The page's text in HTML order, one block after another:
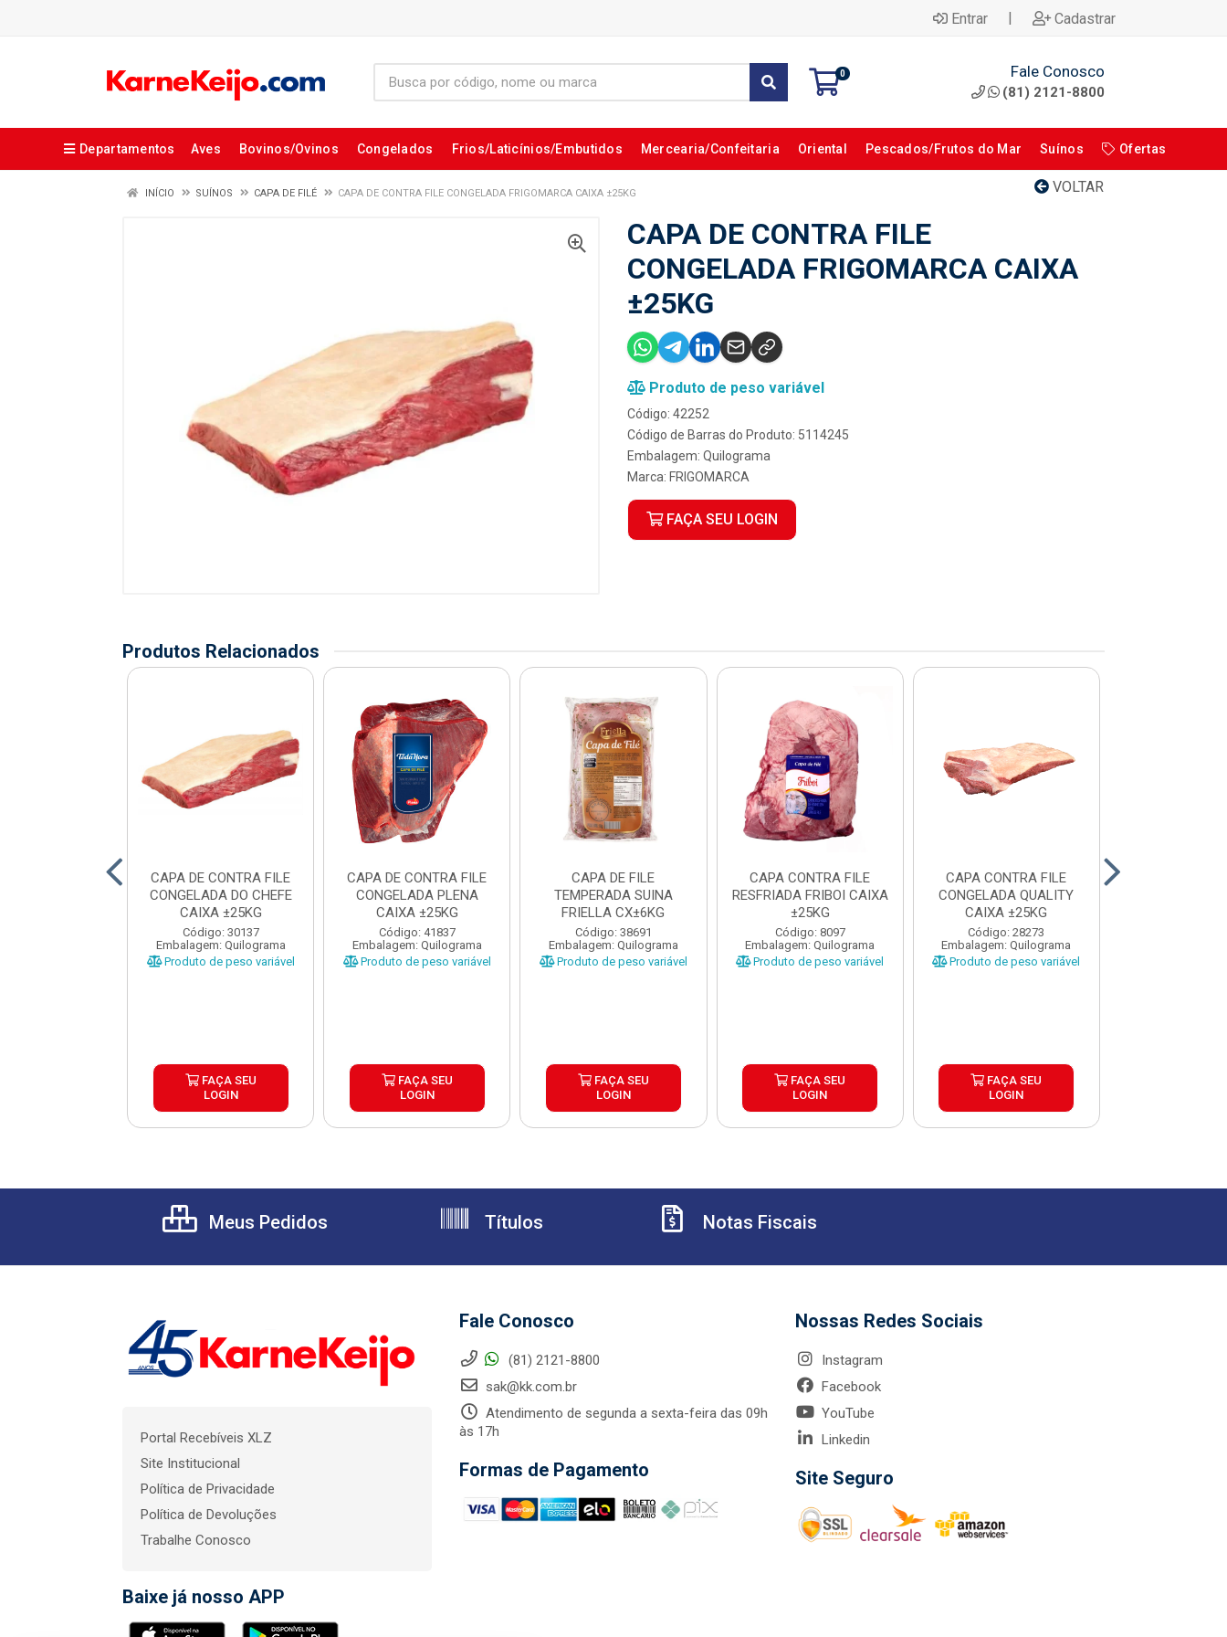
Entrar | Cadastrar
0 Fale Conosco
(81) 2121-8800
Departamentos Aves Bovinos/Ovinos Congelados Frios/Laticínios/Embutidos Mercearia/Confeitaria Oriental Pescados/Frutos do Mar Suínos Ofertas
VOLTAR
INÍCIO SUÍNOS CAPA DE FILÉ CAPA DE CONTRA FILE CONGELADA FRIGOMARCA CAIXA ±25KG
CAPA DE CONTRA FILE
CONGELADA FRIGOMARCA CAIXA
±25KG
Produto de peso variável
Código: 42252
Código de Barras do Produto: 5114245
Embalagem: Quilograma
Marca: FRIGOMARCA
FAÇA SEU LOGIN
Produtos Relacionados
CAPA DE CONTRA FILE
CONGELADA DO CHEFE
CAIXA ±25KG
Código: 30137
Embalagem: Quilograma
Produto de peso variável
FAÇA SEU
LOGIN
CAPA DE CONTRA FILE
CONGELADA PLENA
CAIXA ±25KG
Código: 41837
Embalagem: Quilograma
Produto de peso variável
FAÇA SEU
LOGIN
CAPA DE FILE
TEMPERADA SUINA
FRIELLA CX±6KG
Código: 38691
Embalagem: Quilograma
Produto de peso variável
FAÇA SEU
LOGIN
CAPA CONTRA FILE
RESFRIADA FRIBOI CAIXA
±25KG
Código: 8097
Embalagem: Quilograma
Produto de peso variável
FAÇA SEU
LOGIN
CAPA CONTRA FILE
CONGELADA QUALITY
CAIXA ±25KG
Código: 28273
Embalagem: Quilograma
Produto de peso variável
FAÇA SEU
LOGIN
Meus Pedidos Títulos Notas Fiscais
Portal Recebíveis XLZ
Site Institucional
Política de Privacidade
Política de Devoluções
Trabalhe Conosco
Baixe já nosso APP
Fale Conosco
(81) 2121-8800
sak@kk.com.br
Atendimento de segunda a sexta-feira das 09h
às 17h
Formas de Pagamento
Nossas Redes Sociais
Instagram
Facebook
YouTube
Linkedin
Site Seguro